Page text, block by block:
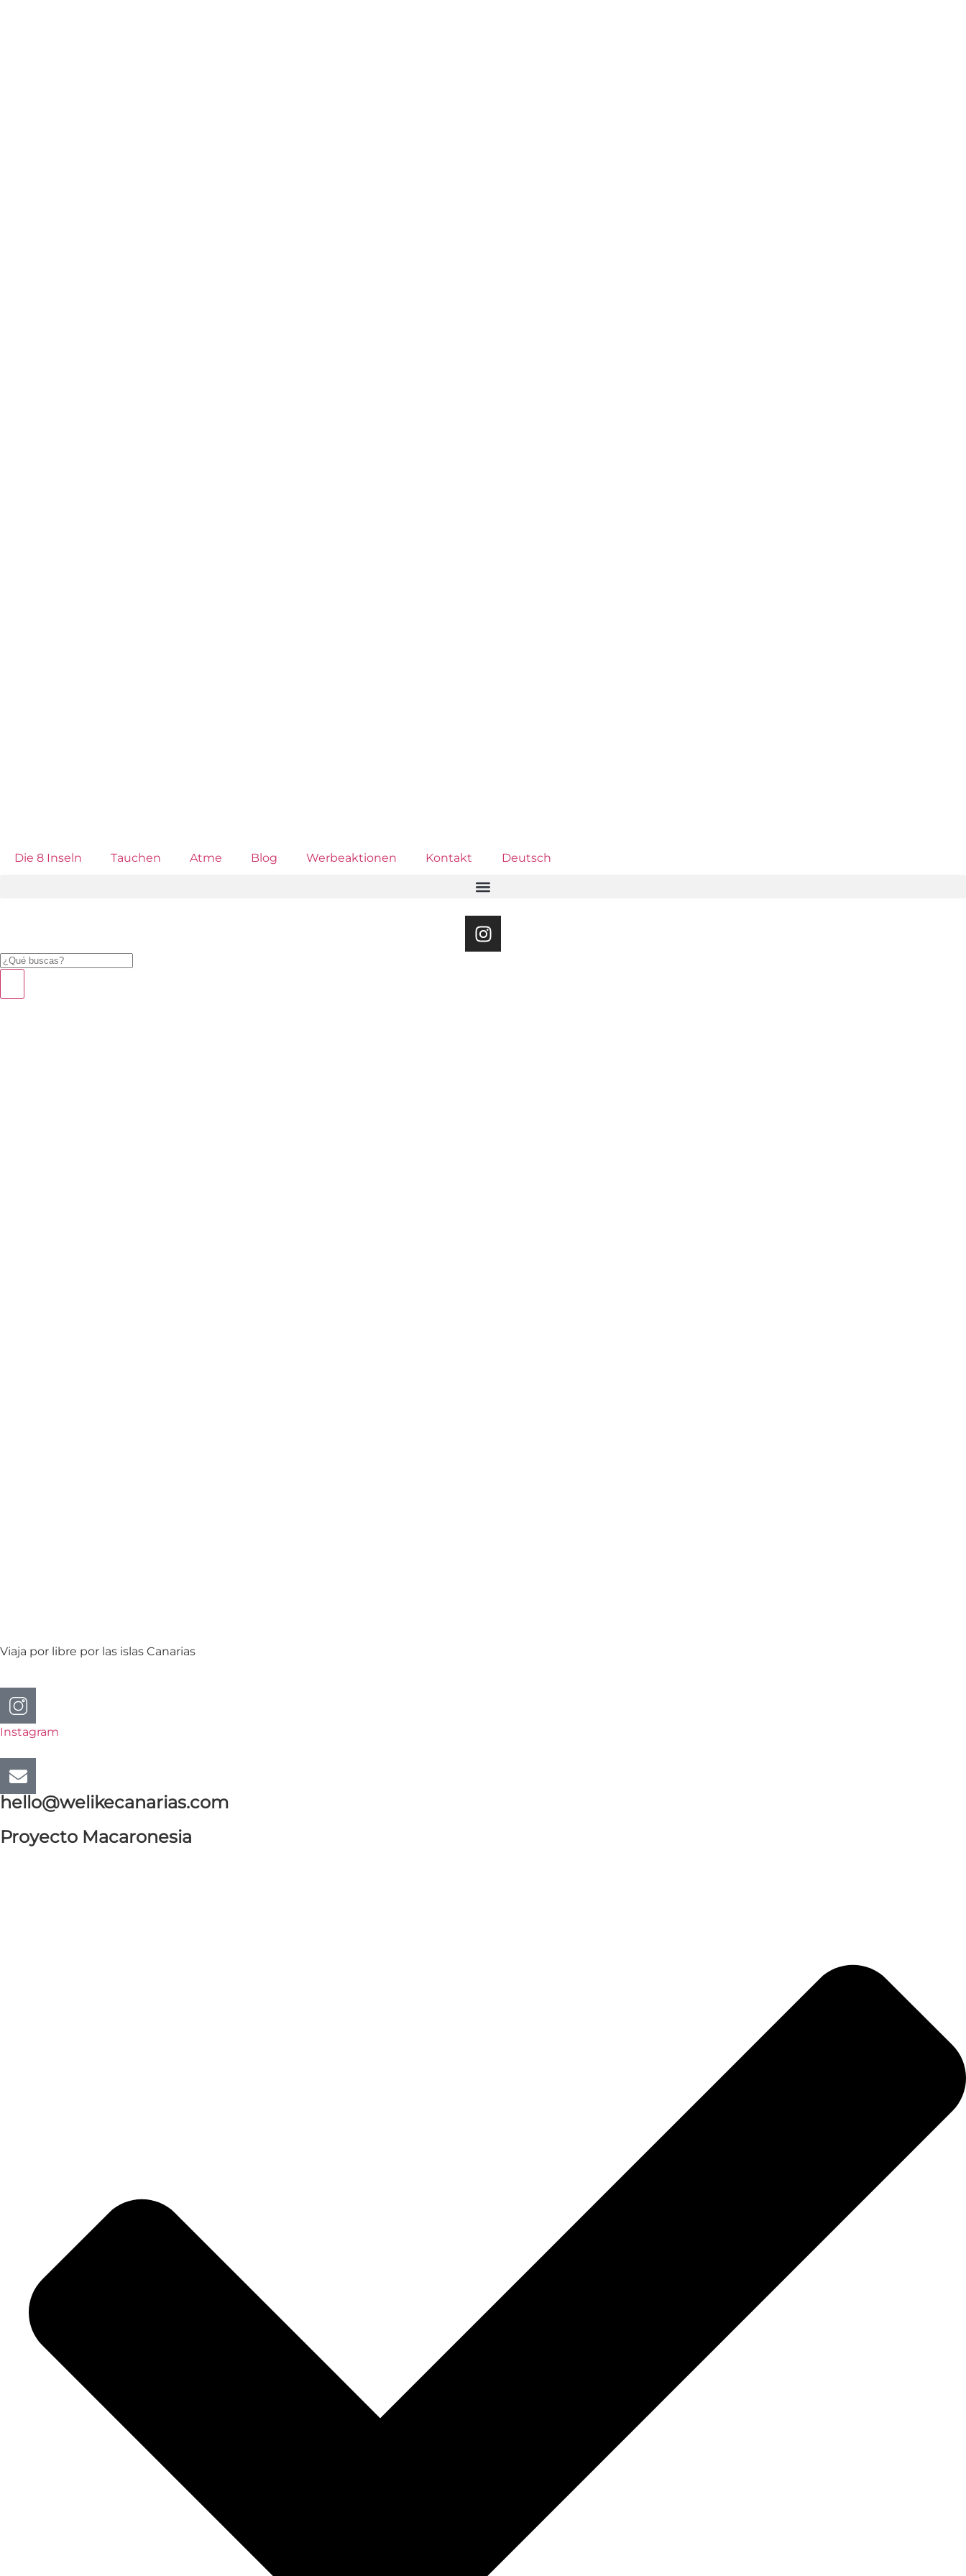
Die 8 Inseln Tauchen Atme Blog Werbeaktionen Kontakt Deutsch
Viaja por libre por las islas Canarias
Instagram
hello@welikecanarias.com
Proyecto Macaronesia